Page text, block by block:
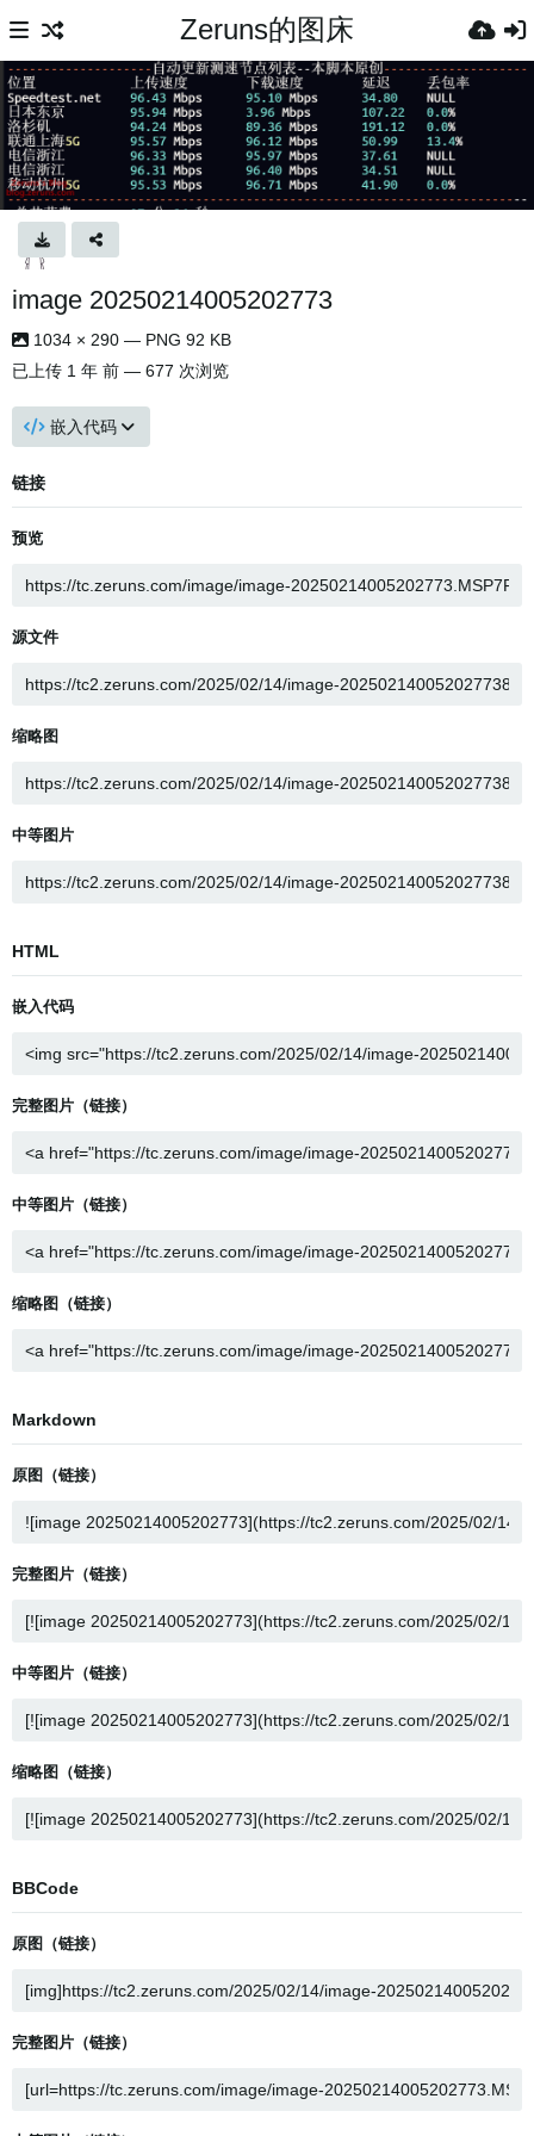
Zeruns的图床
image 20250214005202773
1034 × 290 — PNG 92 KB
已上传 1 年 前 — 677 次浏览
嵌入代码
链接
预览
源文件
缩略图
中等图片
HTML
嵌入代码
完整图片（链接）
中等图片（链接）
缩略图（链接）
Markdown
原图（链接）
完整图片（链接）
中等图片（链接）
缩略图（链接）
BBCode
原图（链接）
完整图片（链接）